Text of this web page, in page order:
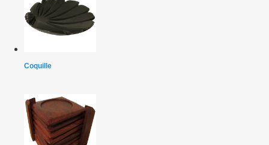
Coquille